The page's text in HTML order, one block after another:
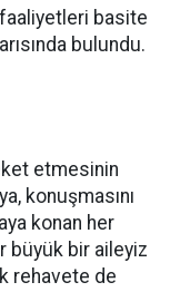
basite
bulundu.
etmesinin
konuşmasını
konan her
büyük bir aileyiz
rehavete de